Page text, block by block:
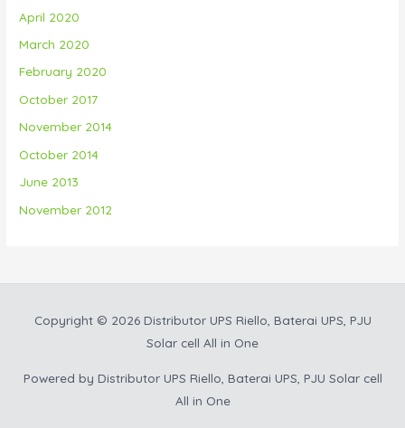
April 2020
March 2020
February 2020
October 2017
November 2014
October 2014
June 2013
November 2012
Copyright © 2026 Distributor UPS Riello, Baterai UPS, PJU
Solar cell All in One
Powered by Distributor UPS Riello, Baterai UPS, PJU Solar cell
All in One